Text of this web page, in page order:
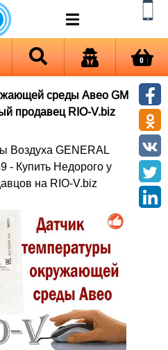
0
среды Авео GM
продавец RIO-V.biz
Воздуха GENERAL
- Купить Недорого у
на RIO-V.biz